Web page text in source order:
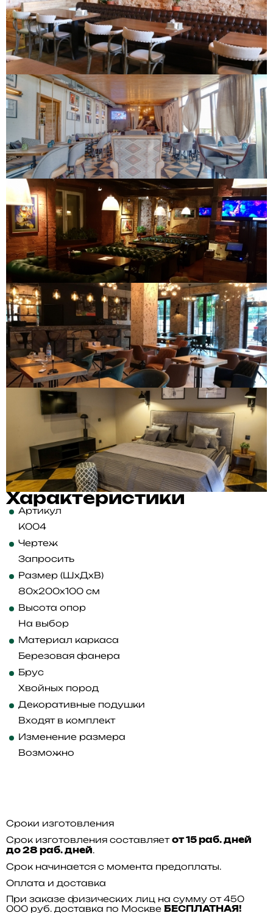
Характеристики
Артикул
K004
Чертеж
Запросить
Размер (ШхДхВ)
80x200x100 см
Высота опор
На выбор
Материал каркаса
Березовая фанера
Брус
Хвойных пород
Декоративные подушки
Входят в комплект
Изменение размера
Возможно
Сроки изготовления
Срок изготовления составляет от 15 раб. дней
до 28 раб. дней.
Срок начинается с момента предоплаты.
Оплата и доставка
При заказе физических лиц на сумму от 450
000 руб. доставка по Москве БЕСПЛАТНАЯ!